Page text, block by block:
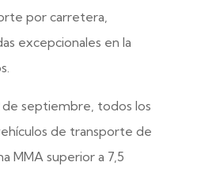
por carretera,
excepcionales en la
septiembre, todos los
de transporte de
MMA superior a 7,5